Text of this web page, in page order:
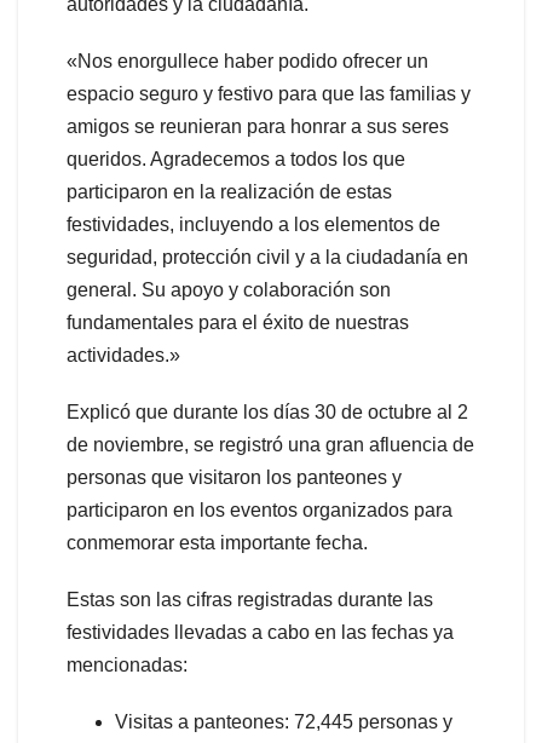
autoridades y la ciudadanía.
«Nos enorgullece haber podido ofrecer un
espacio seguro y festivo para que las familias y
amigos se reunieran para honrar a sus seres
queridos. Agradecemos a todos los que
participaron en la realización de estas
festividades, incluyendo a los elementos de
seguridad, protección civil y a la ciudadanía en
general. Su apoyo y colaboración son
fundamentales para el éxito de nuestras
actividades.»
Explicó que durante los días 30 de octubre al 2
de noviembre, se registró una gran afluencia de
personas que visitaron los panteones y
participaron en los eventos organizados para
conmemorar esta importante fecha.
Estas son las cifras registradas durante las
festividades llevadas a cabo en las fechas ya
mencionadas:
Visitas a panteones: 72,445 personas y